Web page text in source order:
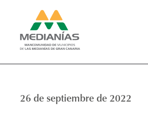
26 de septiembre de 2022